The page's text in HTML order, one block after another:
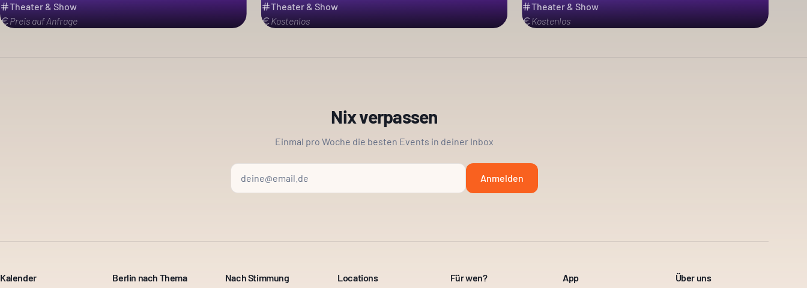
Theater & Show
Preis auf Anfrage
Theater & Show
Kostenlos
Theater & Show
Kostenlos
Nix verpassen
Einmal pro Woche die besten Events in deiner Inbox
Anmelden
Kalender Berlin nach Thema Nach Stimmung Locations Für wen? App Über uns